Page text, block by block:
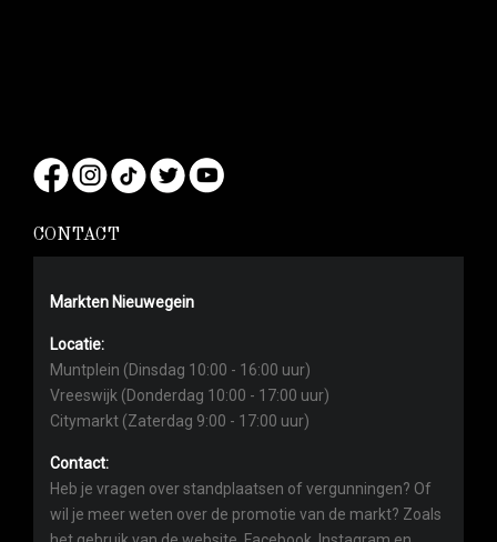
CONTACT
Markten Nieuwegein
Locatie:
Muntplein (Dinsdag 10:00 - 16:00 uur)
Vreeswijk (Donderdag 10:00 - 17:00 uur)
Citymarkt (Zaterdag 9:00 - 17:00 uur)
Contact:
Heb je vragen over standplaatsen of vergunningen? Of
wil je meer weten over de promotie van de markt? Zoals